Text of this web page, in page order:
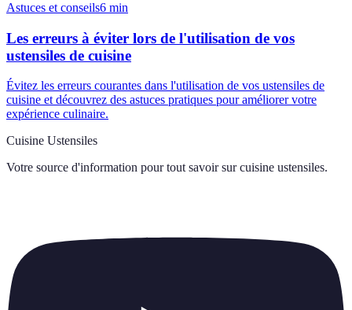
Astuces et conseils6 min
Les erreurs à éviter lors de l'utilisation de vos
ustensiles de cuisine
Évitez les erreurs courantes dans l'utilisation de vos ustensiles de
cuisine et découvrez des astuces pratiques pour améliorer votre
expérience culinaire.
Cuisine Ustensiles
Votre source d'information pour tout savoir sur cuisine ustensiles.